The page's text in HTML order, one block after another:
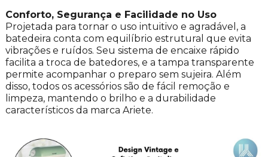
Conforto, Segurança e Facilidade no Uso
Projetada para tornar o uso intuitivo e agradável, a
batedeira conta com equilíbrio estrutural que evita
vibrações e ruídos. Seu sistema de encaixe rápido
facilita a troca de batedores, e a tampa transparente
permite acompanhar o preparo sem sujeira. Além
disso, todos os acessórios são de fácil remoção e
limpeza, mantendo o brilho e a durabilidade
característicos da marca Ariete.